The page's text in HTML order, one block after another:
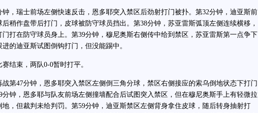
瑞士前场左侧快速反击，恩多耶突入禁区后劲射打门被扑。第32分钟，迪亚斯前
后稍作盘带后打门，皮球被防守球员挡出。第38分钟，苏亚雷斯弧顶左侧连续横移，
门打在防守球员身上。第39分钟，穆尼奥斯右侧传中给到禁区，苏亚雷斯第一点争下
的迪亚斯试图倒钩打门，但没能踢中。
束，两队0-0暂时打平。
47分钟，恩多耶突入禁区左侧倒三角分球，禁区右侧接应的索乌倒地状态下打门
分钟，恩多耶与队友前场左侧撞墙配合后试图突入禁区，但在穆尼奥斯手上有轻微拉
地，但裁判未给判罚。第59分钟，迪亚斯禁区左侧背身拿住皮球，随后转身抽射打